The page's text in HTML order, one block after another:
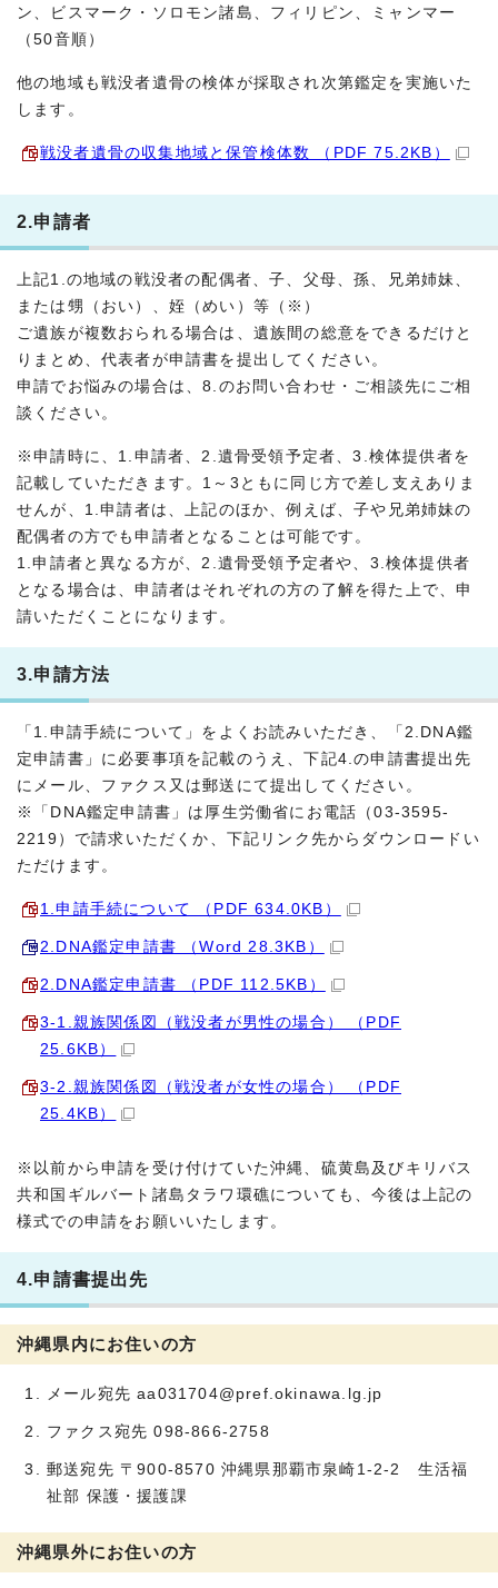
ン、ビスマーク・ソロモン諸島、フィリピン、ミャンマー
（50音順）
他の地域も戦没者遺骨の検体が採取され次第鑑定を実施いた
します。
戦没者遺骨の収集地域と保管検体数 （PDF 75.2KB）
2.申請者
上記1.の地域の戦没者の配偶者、子、父母、孫、兄弟姉妹、
または甥（おい）、姪（めい）等（※）
ご遺族が複数おられる場合は、遺族間の総意をできるだけと
りまとめ、代表者が申請書を提出してください。
申請でお悩みの場合は、8.のお問い合わせ・ご相談先にご相
談ください。
※申請時に、1.申請者、2.遺骨受領予定者、3.検体提供者を
記載していただきます。1～3ともに同じ方で差し支えありま
せんが、1.申請者は、上記のほか、例えば、子や兄弟姉妹の
配偶者の方でも申請者となることは可能です。
1.申請者と異なる方が、2.遺骨受領予定者や、3.検体提供者
となる場合は、申請者はそれぞれの方の了解を得た上で、申
請いただくことになります。
3.申請方法
「1.申請手続について」をよくお読みいただき、「2.DNA鑑
定申請書」に必要事項を記載のうえ、下記4.の申請書提出先
にメール、ファクス又は郵送にて提出してください。
※「DNA鑑定申請書」は厚生労働省にお電話（03-3595-
2219）で請求いただくか、下記リンク先からダウンロードい
ただけます。
1.申請手続について （PDF 634.0KB）
2.DNA鑑定申請書 （Word 28.3KB）
2.DNA鑑定申請書 （PDF 112.5KB）
3-1.親族関係図（戦没者が男性の場合） （PDF
25.6KB）
3-2.親族関係図（戦没者が女性の場合） （PDF
25.4KB）
※以前から申請を受け付けていた沖縄、硫黄島及びキリバス
共和国ギルバート諸島タラワ環礁についても、今後は上記の
様式での申請をお願いいたします。
4.申請書提出先
沖縄県内にお住いの方
メール宛先 aa031704@pref.okinawa.lg.jp
ファクス宛先 098-866-2758
郵送宛先 〒900-8570 沖縄県那覇市泉崎1-2-2 生活福
祉部 保護・援護課
沖縄県外にお住いの方